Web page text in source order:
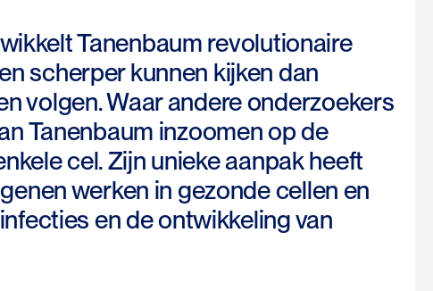
Tanenbaum revolutionaire
scherper kunnen kijken dan
volgen. Waar andere onderzoekers
Tanenbaum inzoomen op de
cel. Zijn unieke aanpak heeft
werken in gezonde cellen en
en de ontwikkeling van